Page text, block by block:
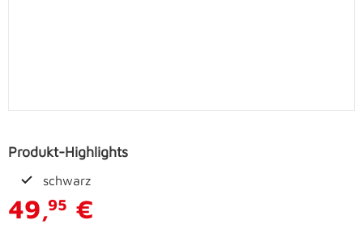
Produkt-Highlights
schwarz
49,95 €